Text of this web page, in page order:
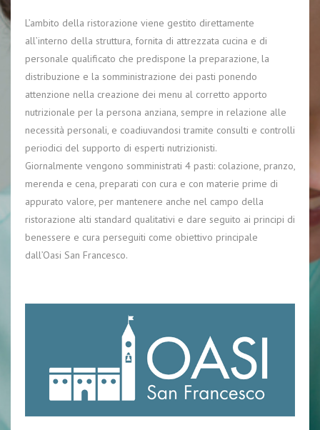
L’ambito della ristorazione viene gestito direttamente
all’interno della struttura, fornita di attrezzata cucina e di
personale qualificato che predispone la preparazione, la
distribuzione e la somministrazione dei pasti ponendo
attenzione nella creazione dei menu al corretto apporto
nutrizionale per la persona anziana, sempre in relazione alle
necessità personali, e coadiuvandosi tramite consulti e controlli
periodici del supporto di esperti nutrizionisti.
Giornalmente vengono somministrati 4 pasti: colazione, pranzo,
merenda e cena, preparati con cura e con materie prime di
appurato valore, per mantenere anche nel campo della
ristorazione alti standard qualitativi e dare seguito ai principi di
benessere e cura perseguiti come obiettivo principale
dall’Oasi San Francesco.